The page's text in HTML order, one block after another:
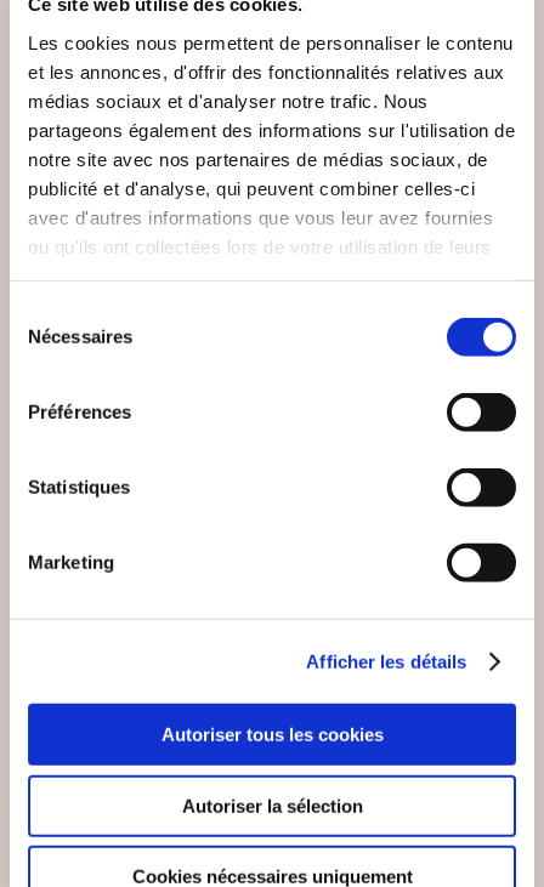
Les cookies nous permettent de personnaliser le contenu
et les annonces, d'offrir des fonctionnalités relatives aux
médias sociaux et d'analyser notre trafic. Nous
partageons également des informations sur l'utilisation de
notre site avec nos partenaires de médias sociaux, de
publicité et d'analyse, qui peuvent combiner celles-ci
avec d'autres informations que vous leur avez fournies
ou qu'ils ont collectées lors de votre utilisation de leurs
Nécessaires
Préférences
Statistiques
Marketing
Afficher les détails
Autoriser tous les cookies
Autoriser la sélection
Cookies nécessaires uniquement
(0 avis)
ASTROLOGIE
(0 avis)
PERFORMANCE ET
LÂCHER-PRISE
(0 avis)